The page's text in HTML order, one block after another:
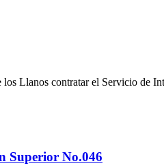
Llanos contratar el Servicio de
Superior No.046